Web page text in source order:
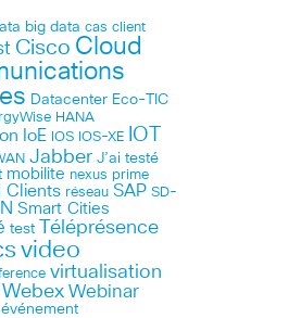
big data cas client
Cisco Cloud
Datacenter Eco-TIC
HANA
IoE IOS IOS-XE IOT
Jabber J’ai testé
mobilite nexus prime
Clients réseau SAP SD-
Smart Cities
test Téléprésence
video
virtualisation
Webex Webinar
événement